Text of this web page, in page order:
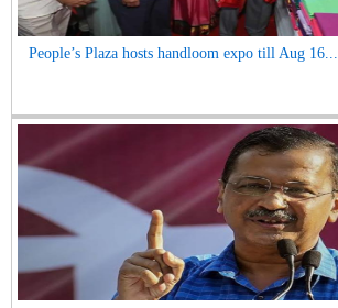
People’s Plaza hosts handloom expo till Aug 16...